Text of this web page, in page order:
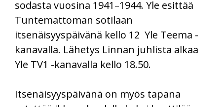
sodasta vuosina 1941–1944. Yle esittää
Tuntemattoman sotilaan
itsenäisyyspäivänä kello 12 Yle Teema -
kanavalla. Lähetys Linnan juhlista alkaa
Yle TV1 -kanavalla kello 18.50.
Itsenäisyyspäivänä on myös tapana